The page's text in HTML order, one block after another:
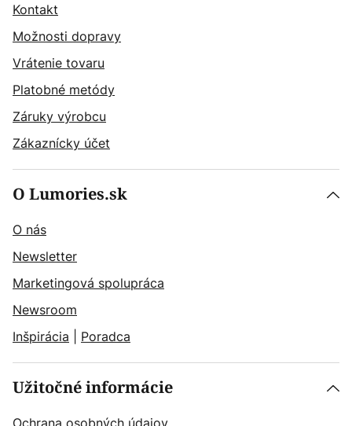
Kontakt
Možnosti dopravy
Vrátenie tovaru
Platobné metódy
Záruky výrobcu
Zákaznícky účet
O Lumories.sk
O nás
Newsletter
Marketingová spolupráca
Newsroom
Inšpirácia
Poradca
Užitočné informácie